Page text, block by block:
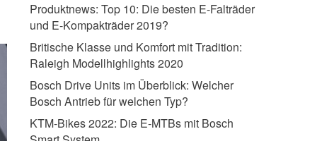
Produktnews: Top 10: Die besten E-Falträder
und E-Kompakträder 2019?
Britische Klasse und Komfort mit Tradition:
Raleigh Modellhighlights 2020
Bosch Drive Units im Überblick: Welcher
Bosch Antrieb für welchen Typ?
KTM-Bikes 2022: Die E-MTBs mit Bosch